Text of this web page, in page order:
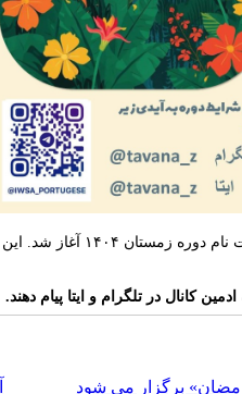
در دانشکده مطالعات جهان،
کانال در تلگرام و ایتا پیام دهند.
رمضان» برگزار می شود